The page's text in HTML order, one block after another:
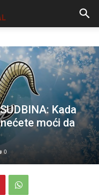
Kada
moći da
0